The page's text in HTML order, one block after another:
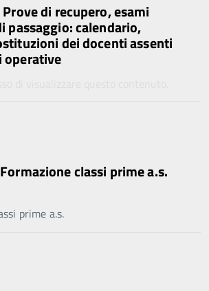
di recupero, esami
passaggio: calendario,
dei docenti assenti
operative
classi prime a.s.
prime a.s.